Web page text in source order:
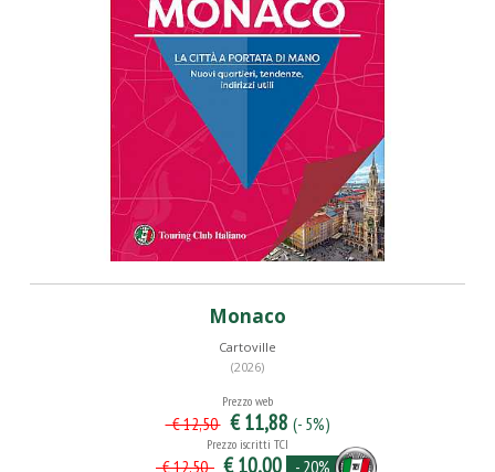
Monaco
Cartoville
(2026)
Prezzo web
€ 12,50 € 11,88 (- 5%)
Prezzo iscritti TCI
€ 12,50 € 10,00 - 20%